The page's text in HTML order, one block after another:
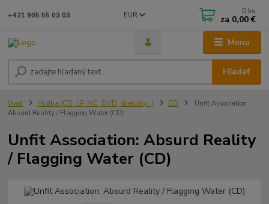
Menu
EUR
Hľadať
+421 905 55 03 03 0 ks
za 0,00 €
Úvod Hudba (CD, LP, MC, DVD, škatuľky...) CD
Unfit Association:
Absurd Reality / Flagging Water (CD)
Unfit Association: Absurd Reality
/ Flagging Water (CD)